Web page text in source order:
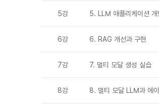
5강 5. LLM 애플리케이션
6강 6. RAG 개선과 구현
7강 7. 멀티 모달 생성 실습
8강 8. 멀티 모달 LLM과 에